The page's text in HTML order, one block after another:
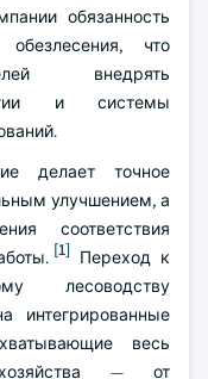
обязанность
что
внедрять
и системы
делает точное
улучшением, а
соответствия
[1] Переход к
лесоводству
интегрированные
весь
— от